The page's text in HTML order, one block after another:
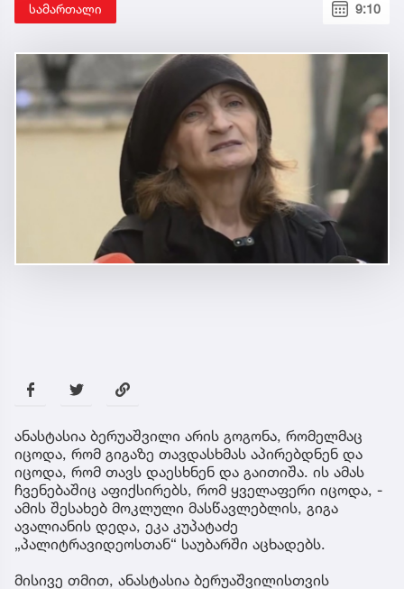
სამართალი 9:10
ანასტასია ბერუაშვილი არის გოგონა, რომელმაც
იცოდა, რომ გიგაზე თავდასხმას აპირებდნენ და
იცოდა, რომ თავს დაესხნენ და გაითიშა. ის ამას
ჩვენებაშიც აფიქსირებს, რომ ყველაფერი იცოდა, -
ამის შესახებ მოკლული მასწავლებლის, გიგა
ავალიანის დედა, ეკა კუპატაძე
„პალიტრავიდეოსთან“ საუბარში აცხადებს.
მისივე თმით, ანასტასია ბერუაშვილისთვის